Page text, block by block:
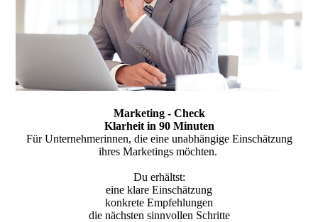
Marketing - Check
Klarheit in 90 Minuten
Für Unternehmerinnen, die eine unabhängige Einschätzung
ihres Marketings möchten.
Du erhältst:
eine klare Einschätzung
konkrete Empfehlungen
die nächsten sinnvollen Schritte